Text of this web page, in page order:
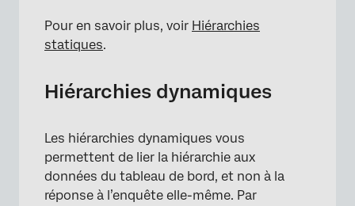
Pour en savoir plus, voir Hiérarchies
statiques.
Hiérarchies dynamiques
Les hiérarchies dynamiques vous
permettent de lier la hiérarchie aux
données du tableau de bord, et non à la
réponse à l’enquête elle-même. Par